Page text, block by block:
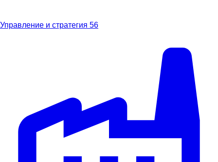
Управление и стратегия 56